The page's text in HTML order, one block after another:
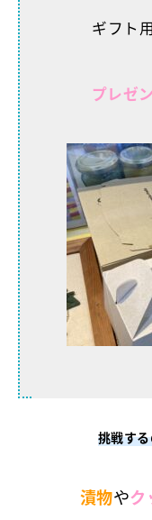
ギフト
プレゼ
挑戦す
漬物やク